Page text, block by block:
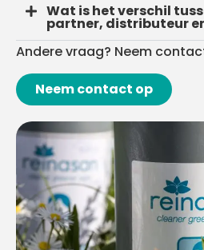
Wat is het verschil
partner, distributeur
Andere vraag? Neem
Neem contact op